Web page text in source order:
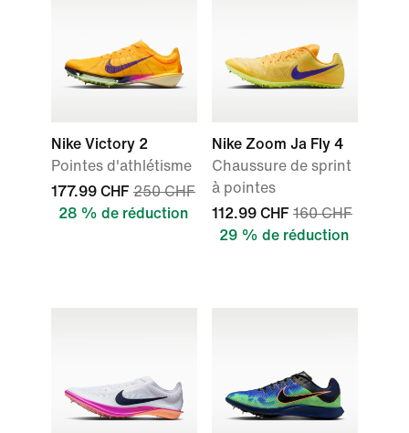
Nike Victory 2
Pointes d'athlétisme
177.99 CHF 250 CHF
28 % de réduction
Nike Zoom Ja Fly 4
Chaussure de sprint
à pointes
112.99 CHF 160 CHF
29 % de réduction